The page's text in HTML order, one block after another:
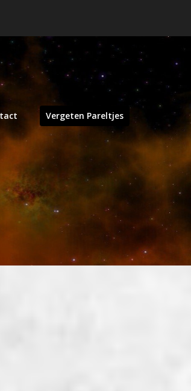
Vergeten Pareltjes